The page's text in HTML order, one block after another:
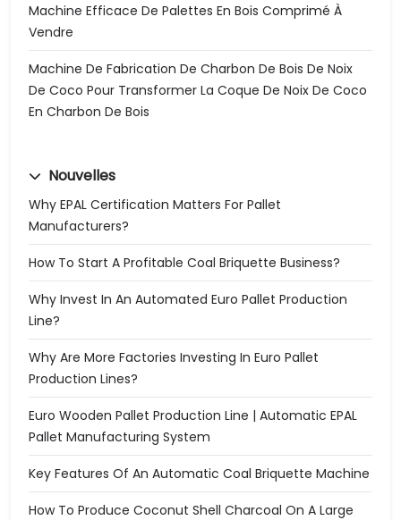
Machine Efficace De Palettes En Bois Comprimé À
Vendre
Machine De Fabrication De Charbon De Bois De Noix
De Coco Pour Transformer La Coque De Noix De Coco
En Charbon De Bois
Nouvelles
Why EPAL Certification Matters For Pallet
Manufacturers?
How To Start A Profitable Coal Briquette Business?
Why Invest In An Automated Euro Pallet Production
Line?
Why Are More Factories Investing In Euro Pallet
Production Lines?
Euro Wooden Pallet Production Line | Automatic EPAL
Pallet Manufacturing System
Key Features Of An Automatic Coal Briquette Machine
How To Produce Coconut Shell Charcoal On A Large